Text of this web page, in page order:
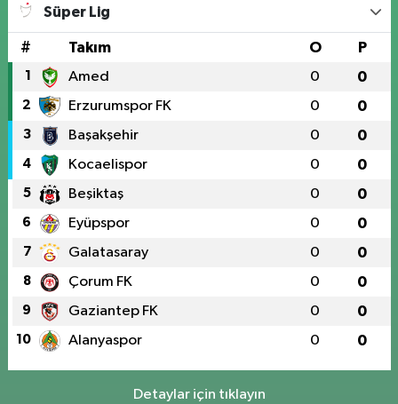
Süper Lig
# Takım O P
1 Amed 0 0
2 Erzurumspor FK 0 0
3 Başakşehir 0 0
4 Kocaelispor 0 0
5 Beşiktaş 0 0
6 Eyüpspor 0 0
7 Galatasaray 0 0
8 Çorum FK 0 0
9 Gaziantep FK 0 0
10 Alanyaspor 0 0
Detaylar için tıklayın